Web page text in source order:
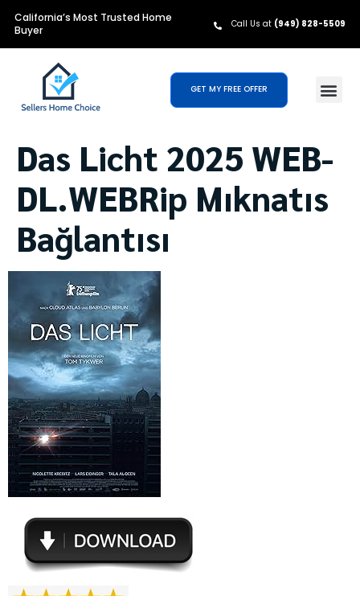
California’s Most Trusted Home
Buyer
Call Us at (949) 828-5509
GET MY FREE OFFER
Das Licht 2025 WEB-
DL.WEBRip Mıknatıs
Bağlantısı